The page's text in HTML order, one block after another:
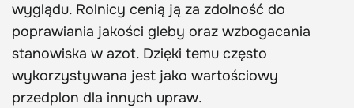
wyglądu. Rolnicy cenią ją za zdolność do
poprawiania jakości gleby oraz wzbogacania
stanowiska w azot. Dzięki temu często
wykorzystywana jest jako wartościowy
przedplon dla innych upraw.